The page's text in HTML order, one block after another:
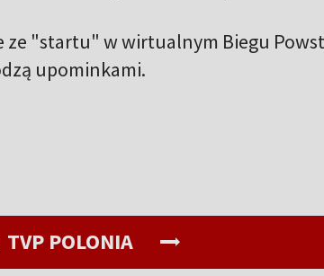
ze "startu" w wirtualnym Biegu
upominkami.
TVP POLONIA